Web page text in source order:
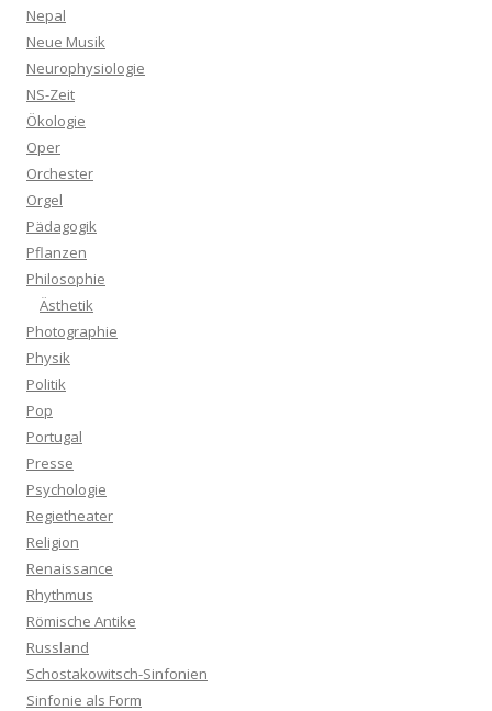
Nepal
Neue Musik
Neurophysiologie
NS-Zeit
Ökologie
Oper
Orchester
Orgel
Pädagogik
Pflanzen
Philosophie
Ästhetik
Photographie
Physik
Politik
Pop
Portugal
Presse
Psychologie
Regietheater
Religion
Renaissance
Rhythmus
Römische Antike
Russland
Schostakowitsch-Sinfonien
Sinfonie als Form